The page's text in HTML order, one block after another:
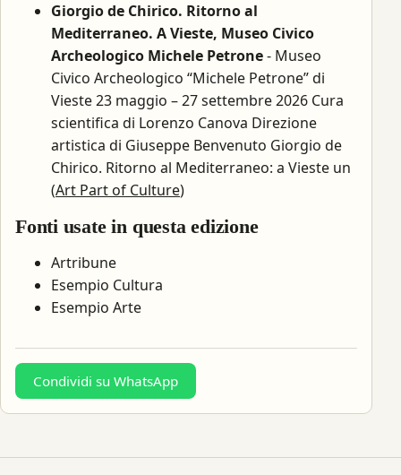
Giorgio de Chirico. Ritorno al
Mediterraneo. A Vieste, Museo Civico
Archeologico Michele Petrone- Museo
Civico Archeologico “Michele Petrone” di
Vieste 23 maggio – 27 settembre 2026 Cura
scientifica di Lorenzo Canova Direzione
artistica di Giuseppe Benvenuto Giorgio de
Chirico. Ritorno al Mediterraneo: a Vieste un
(Art Part of Culture)
Fonti usate in questa edizione
Artribune
Esempio Cultura
Esempio Arte
Condividi su WhatsApp